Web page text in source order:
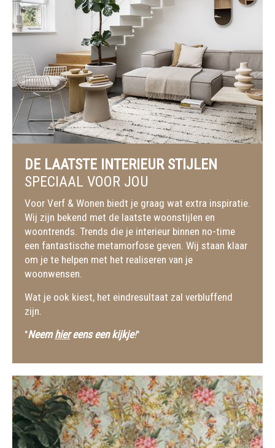
DE LAATSTE INTERIEUR STIJLEN
SPECIAAL VOOR JOU
Voor Verf & Wonen biedt je graag wat extra inspiratie.
Wij zijn bekend met de laatste woonstijlen en
woontrends. Trends die je interieur binnen no-time
een fantastische metamorfose geven. Wij staan klaar
om je te helpen met het realiseren van je
woonwensen.
Wat je ook kiest, het eindresultaat zal verbluffend
zijn.
"Neemhiereens een kijkje!"